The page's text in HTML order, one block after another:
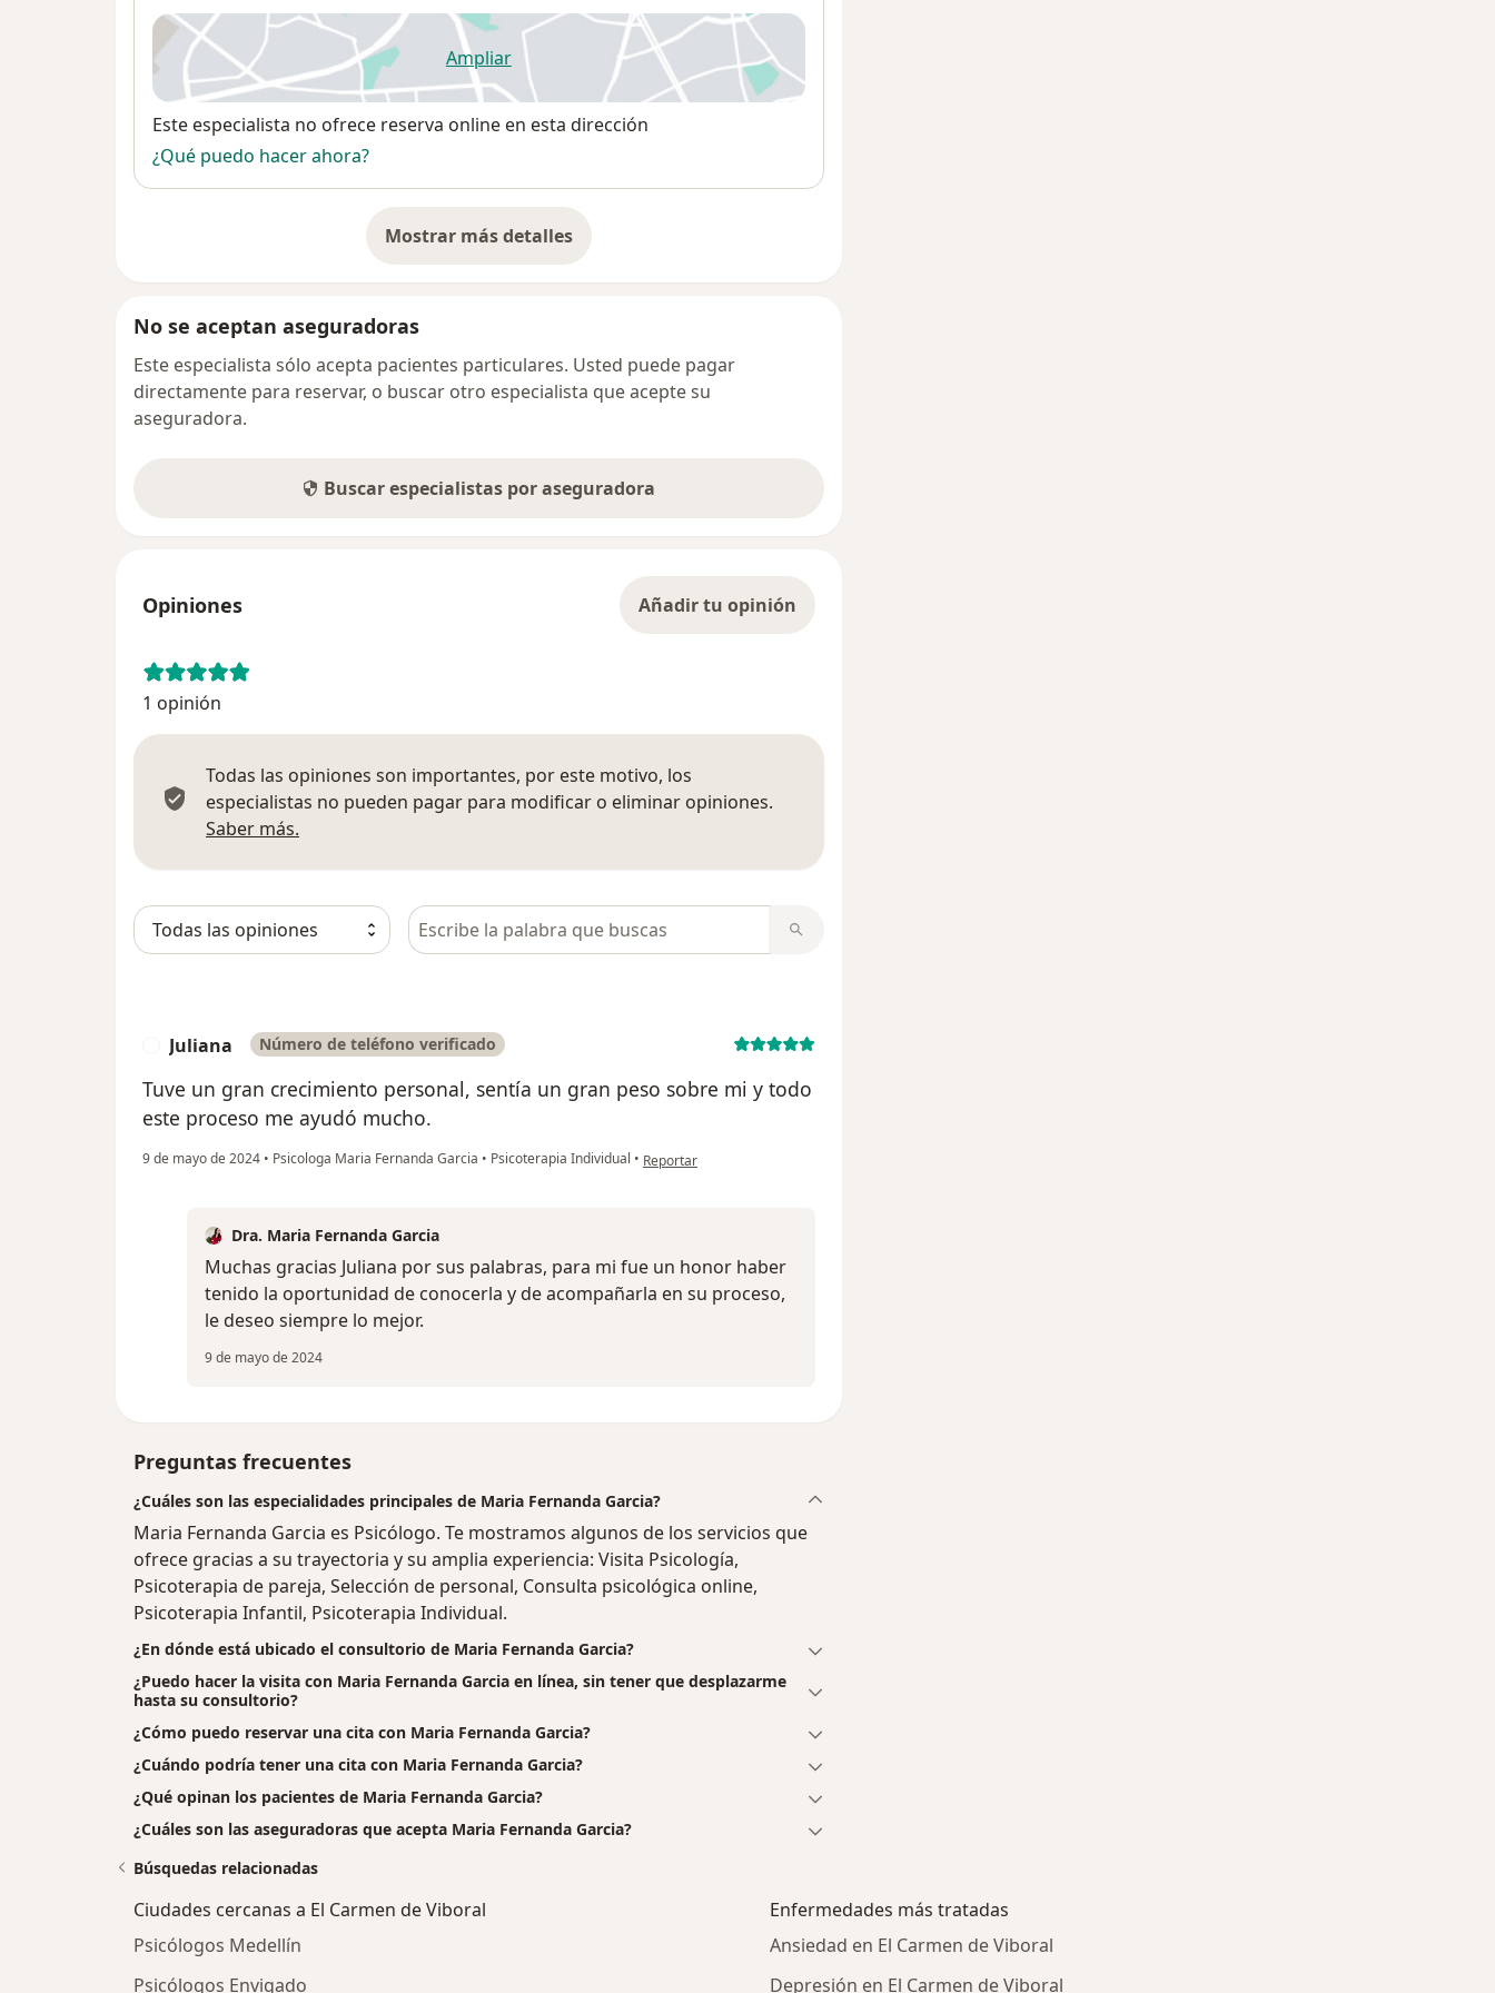
Ampliarse abre en una nueva pestaña
Disponibilidad
Este especialista no ofrece reserva online en esta dirección
¿Qué puedo hacer ahora?
Mostrar más detalles
sobre la dirección
No se aceptan aseguradoras
Este especialista sólo acepta pacientes particulares. Usted puede pagar
directamente para reservar, o buscar otro especialista que acepte su
aseguradora.
Buscar especialistas por aseguradora
Opiniones Añadir tu opinión
1 opinión
Todas las opiniones son importantes, por este motivo, los
especialistas no pueden pagar para modificar o eliminar opiniones.
Saber más.
Busca en opiniones
Juliana Número de teléfono verificado
Tuve un gran crecimiento personal, sentía un gran peso sobre mi y todo
este proceso me ayudó mucho.
9 de mayo de 2024 • Psicologa Maria Fernanda Garcia • Psicoterapia Individual • en opinión del usuario Juliana
Reportar
Dra. Maria Fernanda Garcia
Muchas gracias Juliana por sus palabras, para mi fue un honor haber
tenido la oportunidad de conocerla y de acompañarla en su proceso,
le deseo siempre lo mejor.
9 de mayo de 2024
Preguntas frecuentes
¿Cuáles son las especialidades principales de Maria Fernanda Garcia?
Maria Fernanda Garcia es Psicólogo. Te mostramos algunos de los servicios que
ofrece gracias a su trayectoria y su amplia experiencia: Visita Psicología,
Psicoterapia de pareja, Selección de personal, Consulta psicológica online,
Psicoterapia Infantil, Psicoterapia Individual.
¿En dónde está ubicado el consultorio de Maria Fernanda Garcia?
¿Puedo hacer la visita con Maria Fernanda Garcia en línea, sin tener que desplazarme
hasta su consultorio?
¿Cómo puedo reservar una cita con Maria Fernanda Garcia?
¿Cuándo podría tener una cita con Maria Fernanda Garcia?
¿Qué opinan los pacientes de Maria Fernanda Garcia?
¿Cuáles son las aseguradoras que acepta Maria Fernanda Garcia?
Búsquedas relacionadas
Ciudades cercanas a El Carmen de Viboral
Psicólogos Medellín
Psicólogos Envigado
Enfermedades más tratadas
Ansiedad en El Carmen de Viboral
Depresión en El Carmen de Viboral